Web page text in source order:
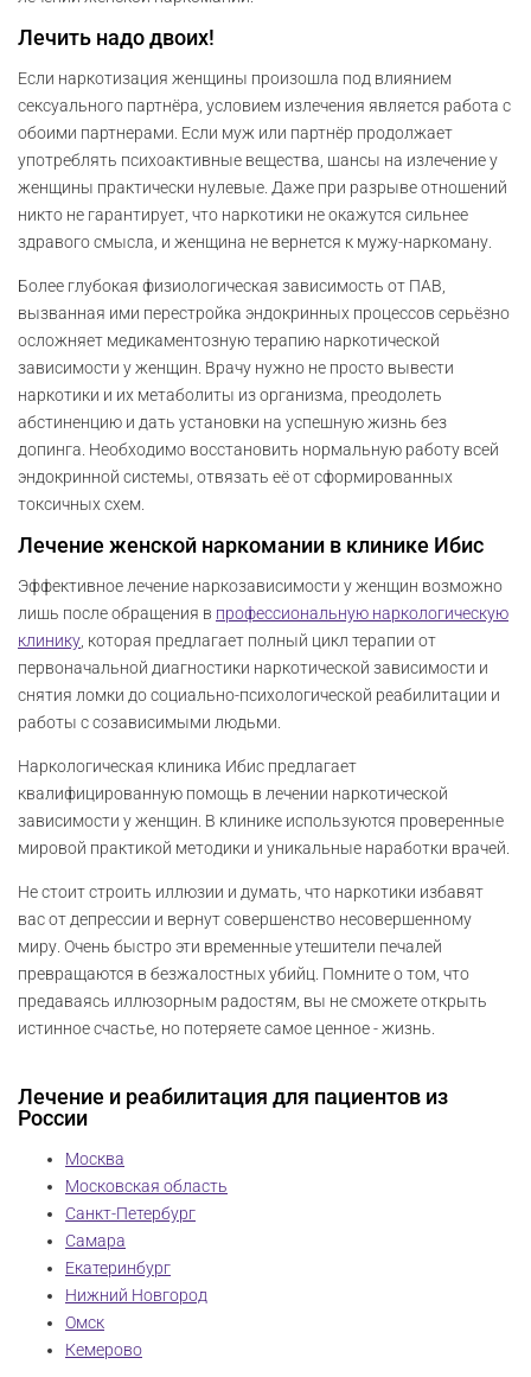
Лечить надо двоих!
Если наркотизация женщины произошла под влиянием
сексуального партнёра, условием излечения является работа с
обоими партнерами. Если муж или партнёр продолжает
употреблять психоактивные вещества, шансы на излечение у
женщины практически нулевые. Даже при разрыве отношений
никто не гарантирует, что наркотики не окажутся сильнее
здравого смысла, и женщина не вернется к мужу-наркоману.
Более глубокая физиологическая зависимость от ПАВ,
вызванная ими перестройка эндокринных процессов серьёзно
осложняет медикаментозную терапию наркотической
зависимости у женщин. Врачу нужно не просто вывести
наркотики и их метаболиты из организма, преодолеть
абстиненцию и дать установки на успешную жизнь без
допинга. Необходимо восстановить нормальную работу всей
эндокринной системы, отвязать её от сформированных
токсичных схем.
Лечение женской наркомании в клинике Ибис
Эффективное лечение наркозависимости у женщин возможно
лишь после обращения в профессиональную наркологическую
клинику , которая предлагает полный цикл терапии от
первоначальной диагностики наркотической зависимости и
снятия ломки до социально-психологической реабилитации и
работы с созависимыми людьми.
Наркологическая клиника Ибис предлагает
квалифицированную помощь в лечении наркотической
зависимости у женщин. В клинике используются проверенные
мировой практикой методики и уникальные наработки врачей.
Не стоит строить иллюзии и думать, что наркотики избавят
вас от депрессии и вернут совершенство несовершенному
миру. Очень быстро эти временные утешители печалей
превращаются в безжалостных убийц. Помните о том, что
предаваясь иллюзорным радостям, вы не сможете открыть
истинное счастье, но потеряете самое ценное - жизнь.
Лечение и реабилитация для пациентов из
России
Москва
Московская область
Санкт-Петербург
Самара
Екатеринбург
Нижний Новгород
Омск
Кемерово